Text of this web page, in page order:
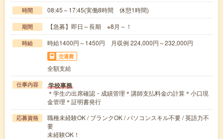
時間 08:45～17:45(実働8時間 休憩1時間)
期間 【急募】即日～長期 ※8月～！
時給 時給1400円～1450円 月収例 224,000円～232,000円
交通費
全額支給
仕事内容 学校事務
＊学生の出席確認・成績管理＊講師支払料金の計算＊小口現
金管理＊証明書発行
応募資格
職種未経験OK / ブランクOK / パソコンスキル不要 / 英語力不
要
未経験OK！